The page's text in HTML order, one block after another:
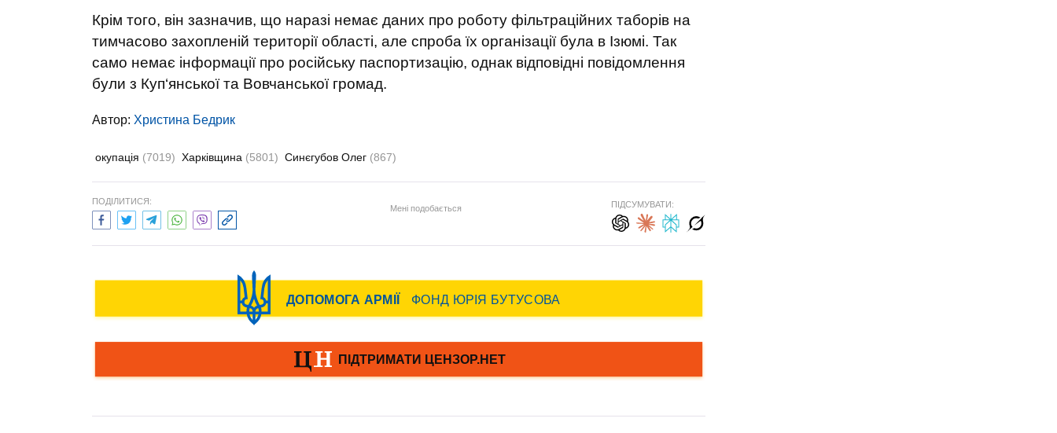
Крім того, він зазначив, що наразі немає даних про роботу фільтраційних таборів на
тимчасово захопленій території області, але спроба їх організації була в Ізюмі. Так
само немає інформації про російську паспортизацію, однак відповідні повідомлення
були з Куп‘янської та Вовчанської громад.
Автор: Христина Бедрик
окупація (7019) Харківщина (5801) Синєгубов Олег (867)
ПОДІЛИТИСЯ:
Мені подобається ПІДСУМУВАТИ: